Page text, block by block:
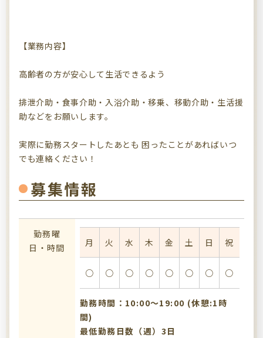
【業務内容】
高齢者の方が安心して生活できるよう
排泄介助・食事介助・入浴介助・移乗、移動介助・生活援
助などをお願いします。
実際に勤務スタートしたあとも 困ったことがあればいつ
でも連絡ください！
募集情報
勤務曜
日・時間
月 火 水 木 金 土 日 祝
○ ○ ○ ○ ○ ○ ○ ○
勤務時間：10:00〜19:00 (休憩:1時
間)
最低勤務日数（週）3日